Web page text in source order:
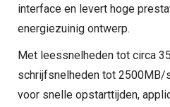
interface en levert hoge
energiezuinig ontwerp.
Met leessnelheden tot circa
schrijfsnelheden tot
voor snelle opstarttijden,